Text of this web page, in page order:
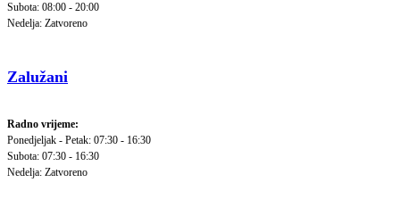
Subota: 08:00 - 20:00
Nedelja: Zatvoreno
Zalužani
Radno vrijeme:
Ponedjeljak - Petak: 07:30 - 16:30
Subota: 07:30 - 16:30
Nedelja: Zatvoreno